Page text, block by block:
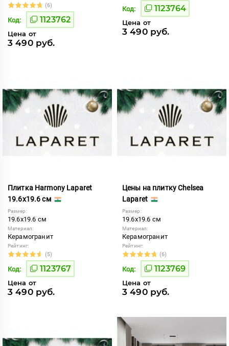
(6)
Код: 1123762
Цена от
3 490 руб.
Код: 1123764
Цена от
3 490 руб.
Плитка Harmony Laparet
19.6x19.6 см
Размер:
19.6x19.6 см
Материал:
Керамогранит
Рейтинг:
(5)
Код: 1123767
Цена от
3 490 руб.
Цены на плитку Chelsea
Laparet
Размер:
19.6x19.6 см
Материал:
Керамогранит
Рейтинг:
(6)
Код: 1123769
Цена от
3 490 руб.